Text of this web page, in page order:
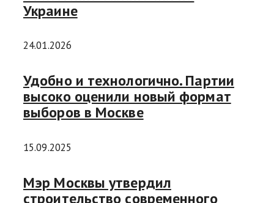
Украине
24.01.2026
Удобно и технологично. Партии
высоко оценили новый формат
выборов в Москве
15.09.2025
Мэр Москвы утвердил
строительство современного